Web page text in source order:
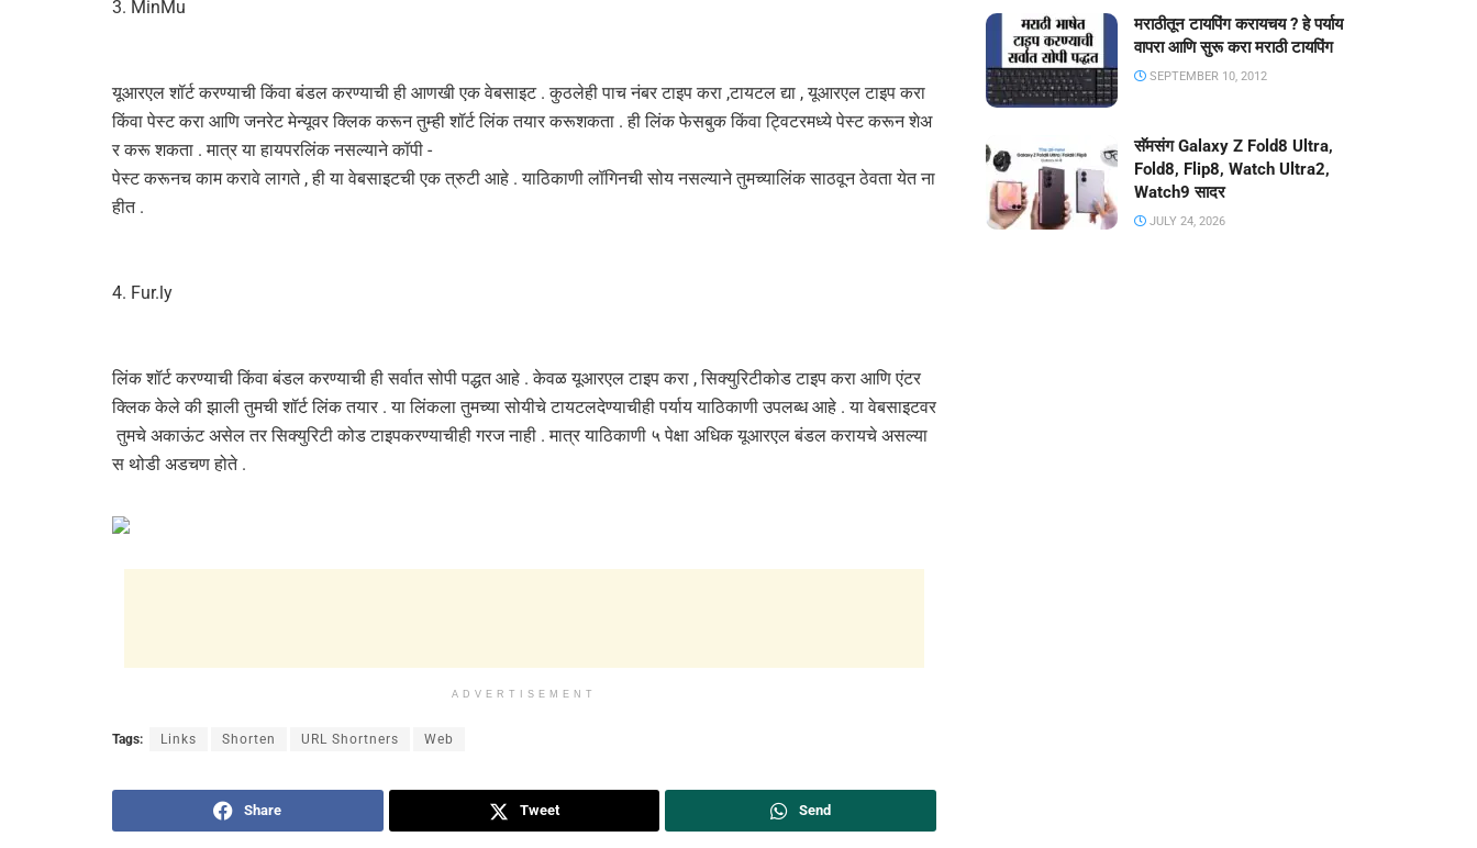
3. MinMu
यूआरएल शॉर्ट करण्याची किंवा बंडल करण्याची ही आणखी एक वेबसाइट . कुठलेही पाच नंबर टाइप करा ,टायटल द्या , यूआरएल टाइप करा
किंवा पेस्ट करा आणि जनरेट मेन्यूवर क्लिक करून तुम्ही शॉर्ट लिंक तयार करूशकता . ही लिंक फेसबुक किंवा ट्विटरमध्ये पेस्ट करून शेअ
र करू शकता . मात्र या हायपरलिंक नसल्याने कॉपी -
पेस्ट करूनच काम करावे लागते , ही या वेबसाइटची एक त्रुटी आहे . याठिकाणी लॉगिनची सोय नसल्याने तुमच्यालिंक साठवून ठेवता येत ना
हीत .
4. Fur.ly
लिंक शॉर्ट करण्याची किंवा बंडल करण्याची ही सर्वात सोपी पद्धत आहे . केवळ यूआरएल टाइप करा , सिक्युरिटीकोड टाइप करा आणि एंटर
क्लिक केले की झाली तुमची शॉर्ट लिंक तयार . या लिंकला तुमच्या सोयीचे टायटलदेण्याचीही पर्याय याठिकाणी उपलब्ध आहे . या वेबसाइटवर
तुमचे अकाऊंट असेल तर सिक्युरिटी कोड टाइपकरण्याचीही गरज नाही . मात्र याठिकाणी ५ पेक्षा अधिक यूआरएल बंडल करायचे असल्या
स थोडी अडचण होते .
ADVERTISEMENT
Tags: Links Shorten URL Shortners Web
Share Tweet Send
मराठीतून टायपिंग करायचय ? हे पर्याय
वापरा आणि सुरू करा मराठी टायपिंग
SEPTEMBER 10, 2012
सॅमसंग Galaxy Z Fold8 Ultra,
Fold8, Flip8, Watch Ultra2,
Watch9 सादर
JULY 24, 2026